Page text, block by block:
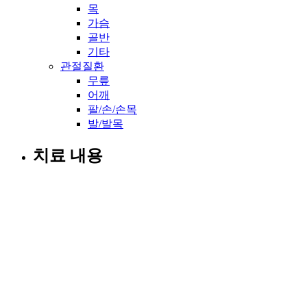
목
가슴
골반
기타
관절질환
무릎
어깨
팔/손/손목
발/발목
치료 내용